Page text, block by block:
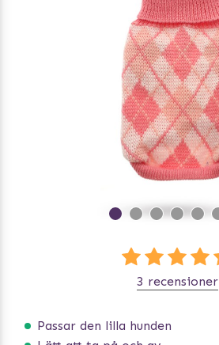
Passar den lilla hunden
3 recensioner